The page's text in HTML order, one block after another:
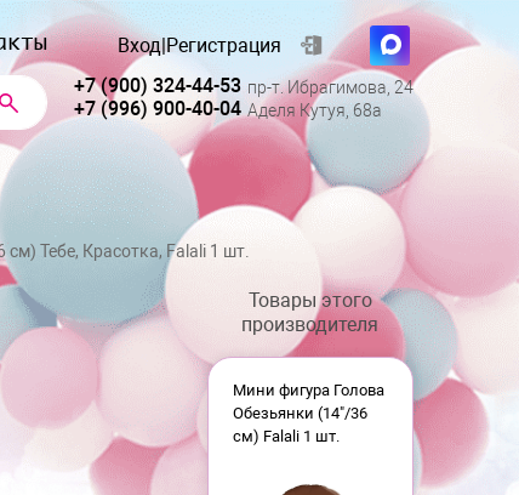
Вход|Регистрация
+7 (900) 324-44-53 пр-т. Ибрагимова, 24
+7 (996) 900-40-04 Аделя Кутуя, 68а
см) Тебе, Красотка, Falali 1 шт.
Товары этого
производителя
Мини фигура Голова
Обезьянки (14"/36
см) Falali 1 шт.